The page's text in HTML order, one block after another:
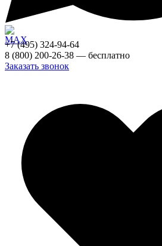
+7 (495) 324-94-64
8 (800) 200-26-38 — бесплатно
Заказать звонок